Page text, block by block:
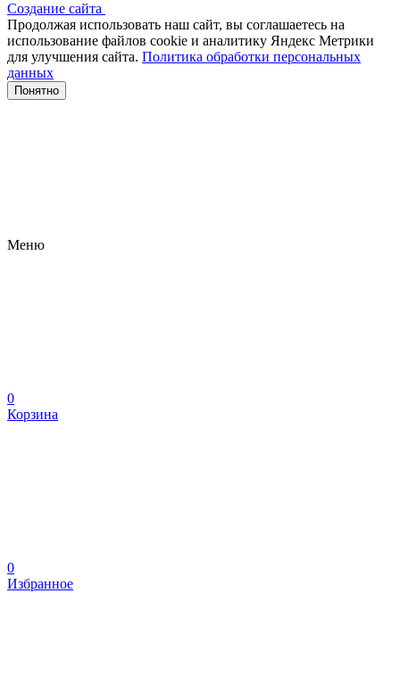
Создание сайта
Продолжая использовать наш сайт, вы соглашаетесь на
использование файлов сооkіе и аналитику Яндекс Метрики
для улучшения сайта. Политика обработки персональных
данных
Понятно
Меню
0
Корзина
0
Избранное